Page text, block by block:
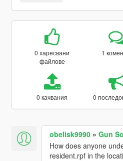
0 харесвани
файлове
1
0 качвания 0
obelisk9990» Gun
How does anyone
resident.rpf in the